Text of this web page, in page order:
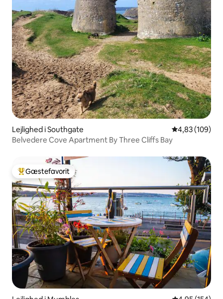
Lejlighed i Southgate 4,83 ud af 5 i
4,83 (109)
Belvedere Cove Apartment By Three Cliffs Bay
Bedste gæstefavorit
Gæstefavorit